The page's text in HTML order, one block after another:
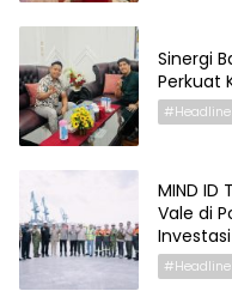
Sinergi
Perkuat
#Headline
MIND ID
Vale di
#Headline